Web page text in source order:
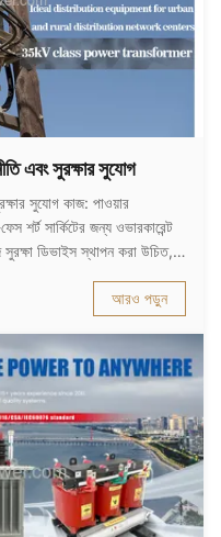
এবং সুরক্ষার সুযোগ
সুযোগ কাজ: পাওয়ার
শর্ট সার্কিটের জন্য ওভারকারেন্ট
সুরক্ষা ডিভাইস স্থাপন করা উচিত,
আরও পড়ুন